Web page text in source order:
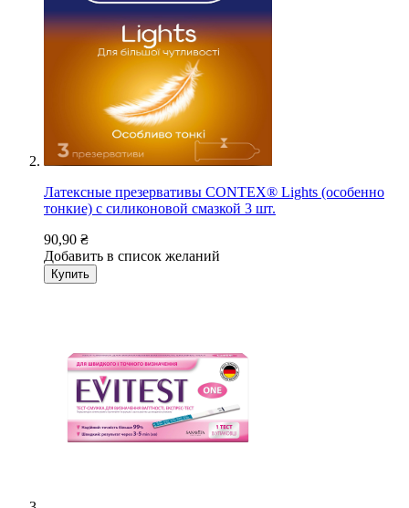
Латексные презервативы CONTEX® Lights (особенно
тонкие) с силиконовой смазкой 3 шт.
90,90 ₴
Добавить в список желаний
Купить